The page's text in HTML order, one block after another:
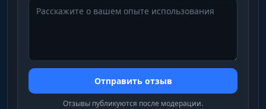
Отправить отзыв
Отзывы публикуются после модерации.